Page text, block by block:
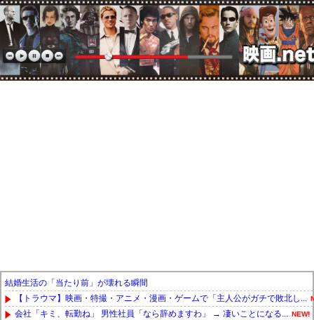
結婚生活の「当たり前」が壊れる瞬間
【トラウマ】映画・特撮・アニメ・漫画・ゲームで「主人公がガチで敗北し...
会社「キミ、転勤ね」 男性社員「なら辞めますわ」 → 凄いことになる... NEW!